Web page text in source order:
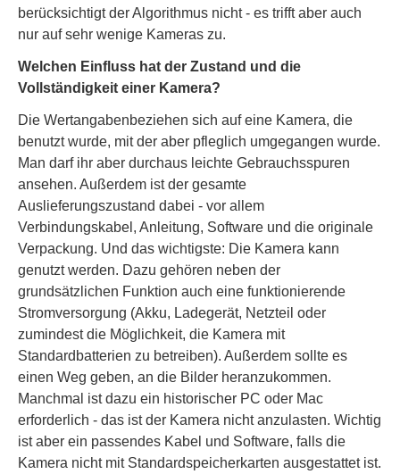
berücksichtigt der Algorithmus nicht - es trifft aber auch
nur auf sehr wenige Kameras zu.
Welchen Einfluss hat der Zustand und die
Vollständigkeit einer Kamera?
Die Wertangabenbeziehen sich auf eine Kamera, die
benutzt wurde, mit der aber pfleglich umgegangen wurde.
Man darf ihr aber durchaus leichte Gebrauchsspuren
ansehen. Außerdem ist der gesamte
Auslieferungszustand dabei - vor allem
Verbindungskabel, Anleitung, Software und die originale
Verpackung. Und das wichtigste: Die Kamera kann
genutzt werden. Dazu gehören neben der
grundsätzlichen Funktion auch eine funktionierende
Stromversorgung (Akku, Ladegerät, Netzteil oder
zumindest die Möglichkeit, die Kamera mit
Standardbatterien zu betreiben). Außerdem sollte es
einen Weg geben, an die Bilder heranzukommen.
Manchmal ist dazu ein historischer PC oder Mac
erforderlich - das ist der Kamera nicht anzulasten. Wichtig
ist aber ein passendes Kabel und Software, falls die
Kamera nicht mit Standardspeicherkarten ausgestattet ist.